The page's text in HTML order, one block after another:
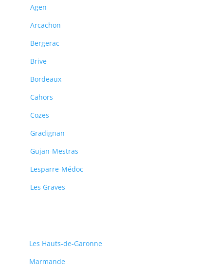
Agen
Arcachon
Bergerac
Brive
Bordeaux
Cahors
Cozes
Gradignan
Gujan-Mestras
Lesparre-Médoc
Les Graves
Les Hauts-de-Garonne
Marmande